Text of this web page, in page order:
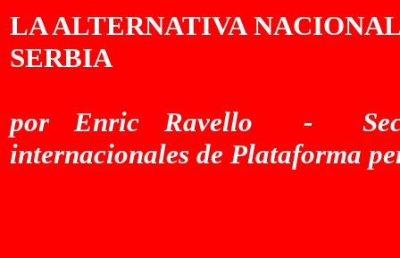
LA ALTERNATIVA
SERBIA
por Enric Ravello -
internacionales de Plataforma